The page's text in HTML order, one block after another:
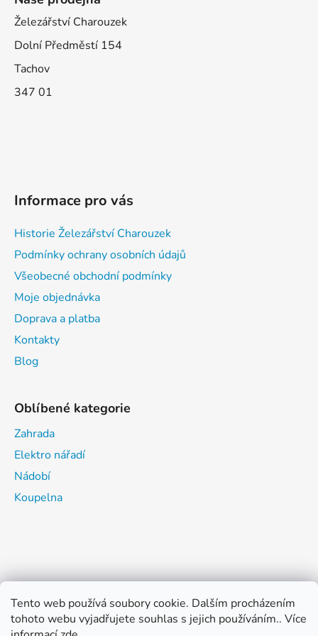
Tento web používá soubory cookie. Dalším procházením
tohoto webu vyjadřujete souhlas s jejich používáním.. Více
Železářství Charouzek
Dolní Předměstí 154
Tachov
347 01
Informace pro vás
Historie Železářství Charouzek
Podmínky ochrany osobních údajů
Všeobecné obchodní podmínky
Moje objednávka
Doprava a platba
Kontakty
Blog
Oblíbené kategorie
Zahrada
Elektro nářadí
Nádobí
Koupelna